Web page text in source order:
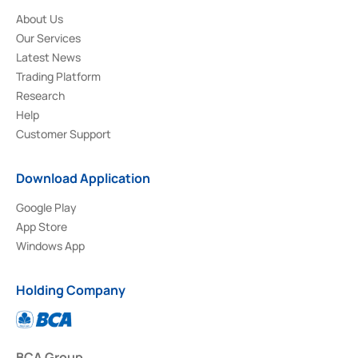
About Us
Our Services
Latest News
Trading Platform
Research
Help
Customer Support
Download Application
Google Play
App Store
Windows App
Holding Company